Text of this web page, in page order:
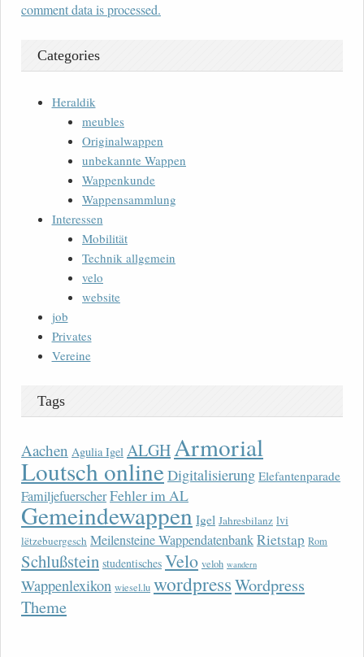
comment data is processed.
Categories
Heraldik
meubles
Originalwappen
unbekannte Wappen
Wappenkunde
Wappensammlung
Interessen
Mobilität
Technik allgemein
velo
website
job
Privates
Vereine
Tags
Aachen Agulia Igel ALGH Armorial
Loutsch onlineDigitalisierung Elefantenparade
FamiljefuerscherFehler im AL
Gemeindewappen Igel Jahresbilanz lvi
lëtzebuergesch Meilensteine WappendatenbankRietstap Rom
Schlußstein studentisches Velo veloh wandern
Wappenlexikon wiesel.lu wordpressWordpress
Theme